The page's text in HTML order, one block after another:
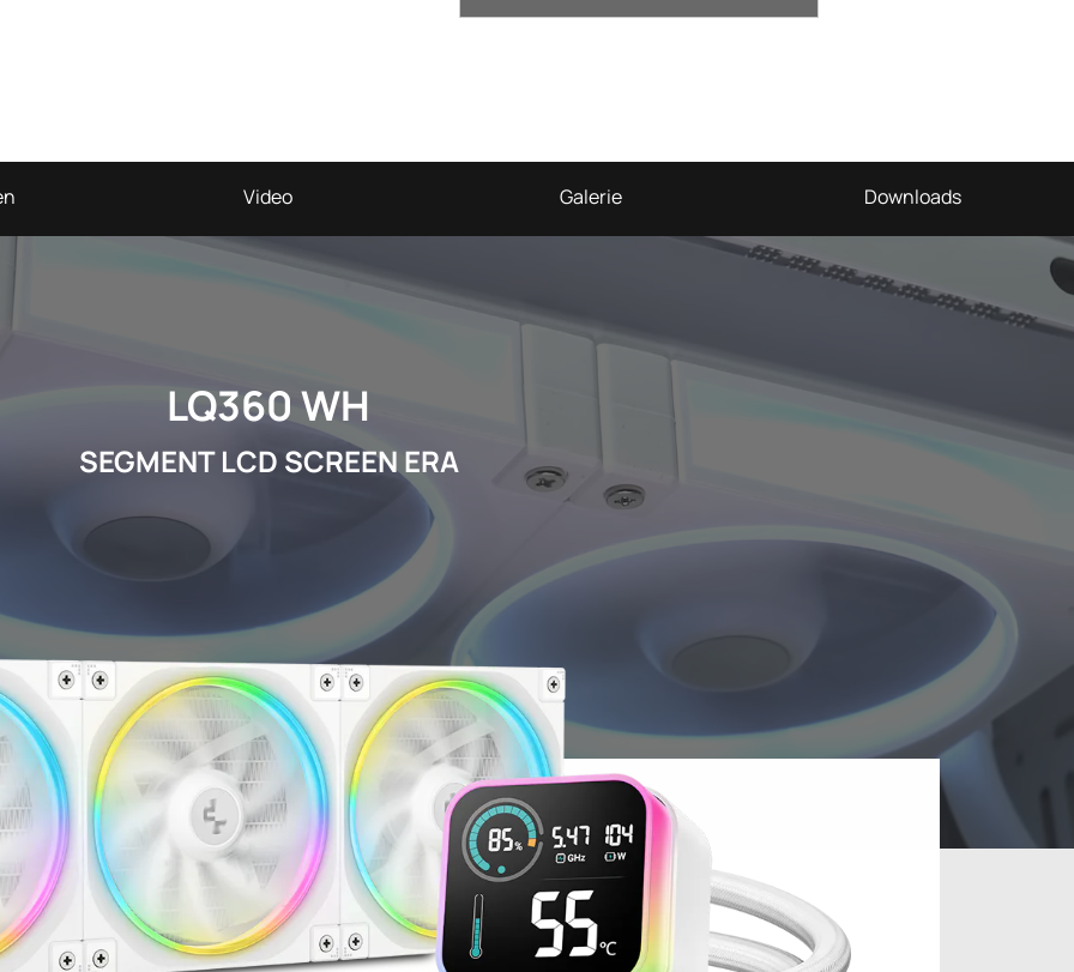
Video Galerie Downloads
LQ360 WH
SEGMENT LCD SCREEN ERA